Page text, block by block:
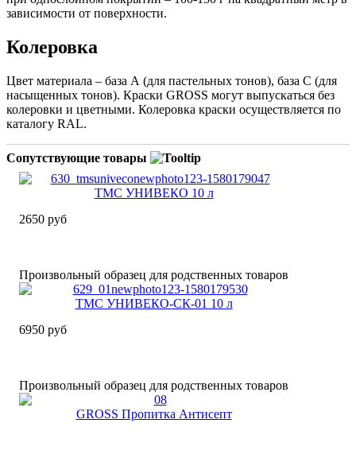
зависимости от поверхности.
Колеровка
Цвет материала – база А (для пастельных тонов), база С (для
насыщенных тонов). Краски GROSS могут выпускаться без
колеровки и цветными. Колеровка краски осуществляется по
каталогу RAL.
Сопутствующие товары
ТМС УНИВЕКО 10 л
2650 руб
Произвольный образец для родственных товаров
ТМС УНИВЕКО-СК-01 10 л
6950 руб
Произвольный образец для родственных товаров
GROSS Пропитка Антисепт